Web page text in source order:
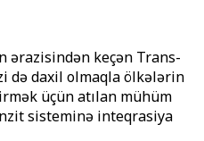
ərazisindən keçən Trans-
də daxil olmaqla ölkələrin
üçün atılan mühüm
sisteminə inteqrasiya